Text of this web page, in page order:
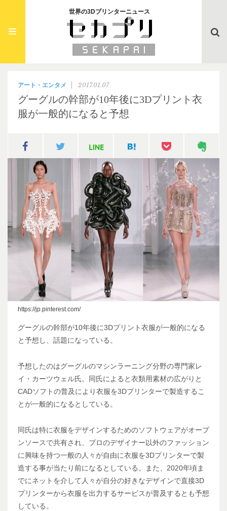
世界の3Dプリンターニュース
アート・エンタメ 2017.01.07
グーグルの幹部が10年後に3Dプリント衣
服が一般的になると予想
https://jp.pinterest.com/
グーグルの幹部が10年後に3Dプリント衣服が一般的になる
と予想し、話題になっている。
予想したのはグーグルのマシンラーニング分野の専門家レ
イ・カーツウェル氏。同氏によると衣類用素材の広がりと
CADソフトの普及により衣服を3Dプリンターで製造するこ
とが一般的になるとしている。
同氏は特に衣服をデザインするためのソフトウェアがオープ
ンソースで共有され、プロのデザイナー以外のファッション
に興味を持つ一般の人々が自由に衣服を3Dプリンターで製
造する事が当たり前になるとしている。また、2020年頃ま
でにネットを介して人々が自分の好きなデザインで直接3D
プリンターから衣服を出力するサービスが普及するとも予想
している。